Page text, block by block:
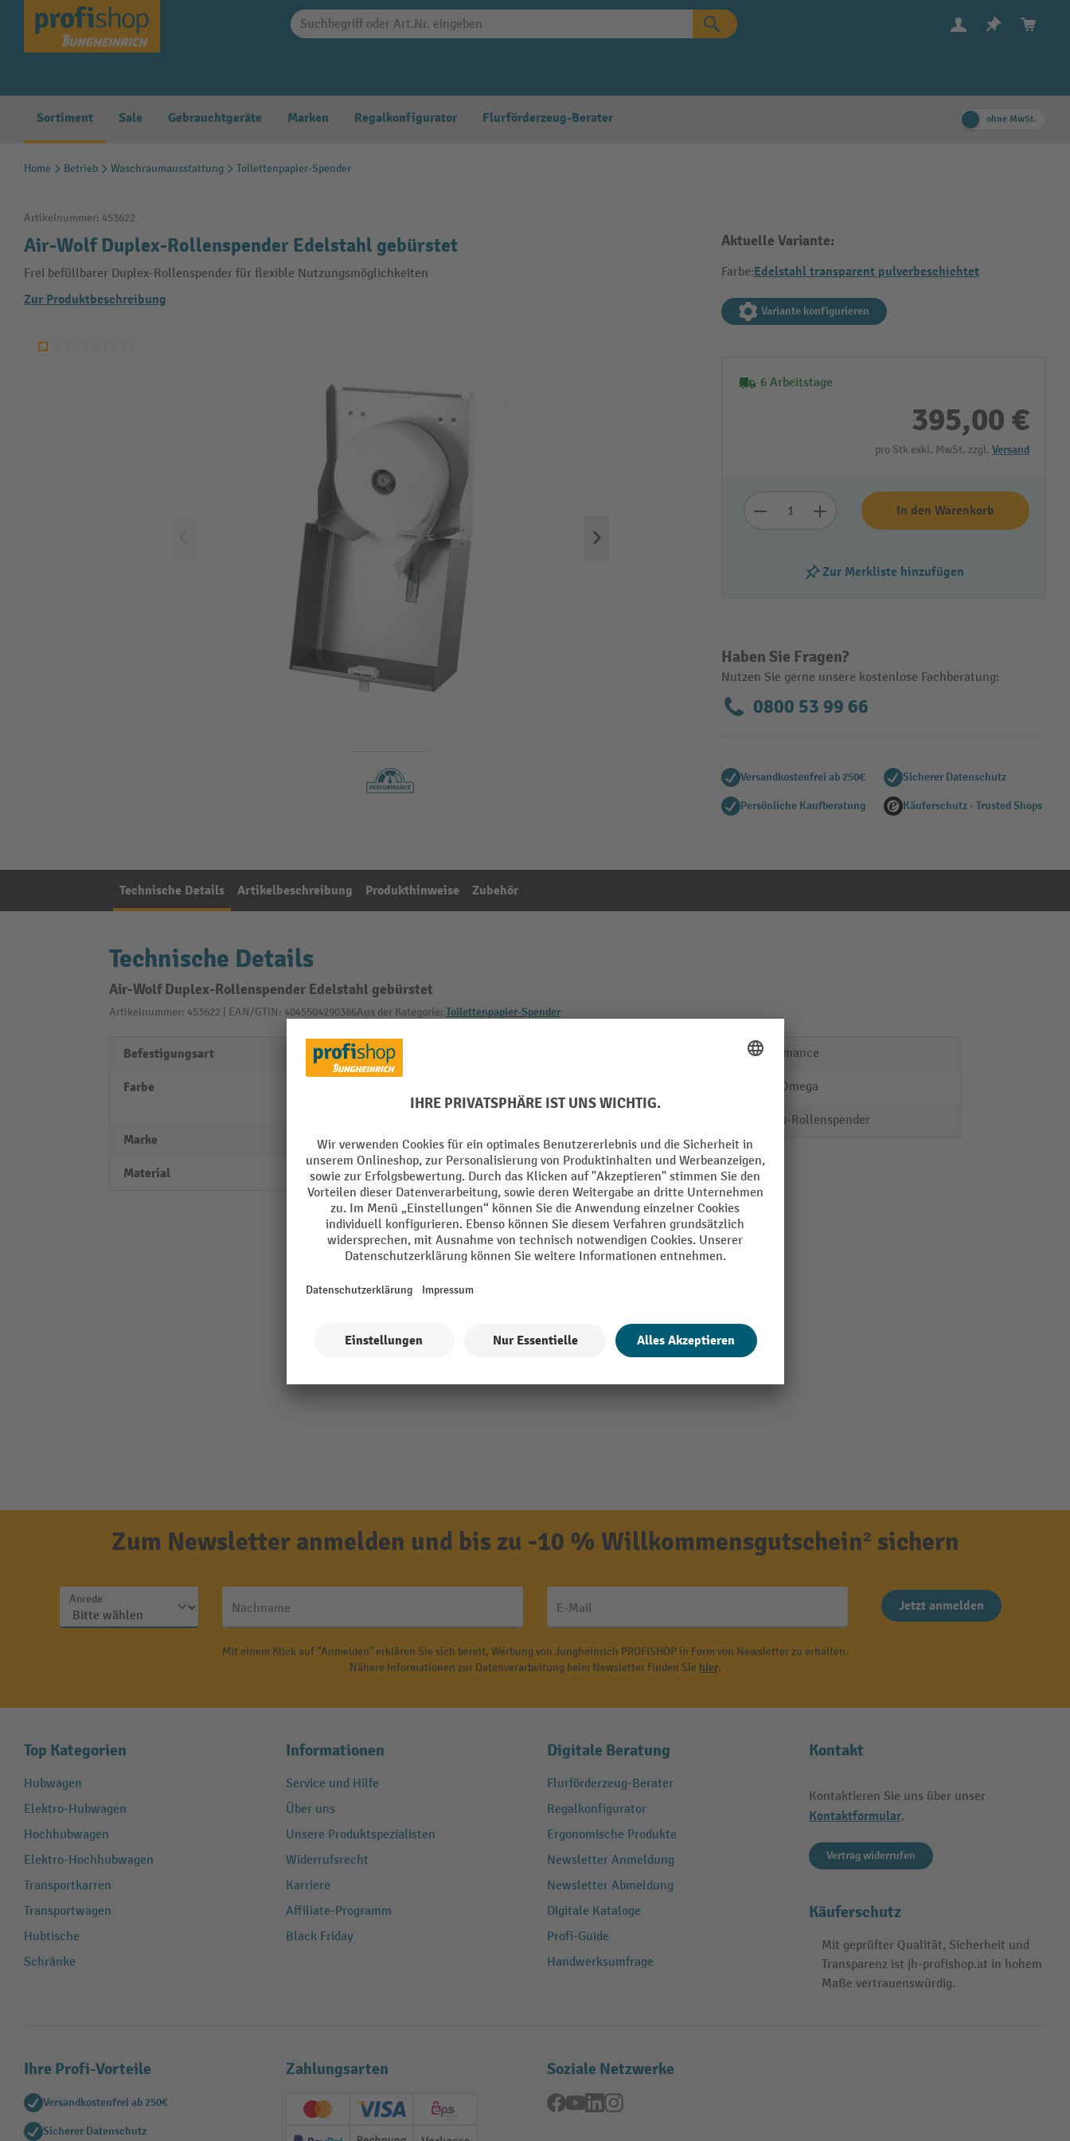
Zur Hauptnavigation springen
Sortiment Sale Gebrauchtgeräte Marken Regalkonfigurator Flurförderzeug-Berater ohne MwSt.
Home Betrieb Waschraumausstattung Toilettenpapier-Spender
Artikelnummer: 453622
Air-Wolf Duplex-Rollenspender Edelstahl gebürstet
Frei befüllbarer Duplex-Rollenspender für flexible Nutzungsmöglichkeiten
Zur Produktbeschreibung
Aktuelle Variante:
Farbe:Edelstahl transparent pulverbeschichtet
Variante konfigurieren
6 Arbeitstage
395,00 €
pro Stk exkl. MwSt. zzgl. Versand
In den Warenkorb
Zur Merkliste hinzufügen
Haben Sie Fragen?
Nutzen Sie gerne unsere kostenlose Fachberatung:
0800 53 99 66
Versandkostenfrei ab 250€ Sicherer Datenschutz
Persönliche Kaufberatung Käuferschutz - Trusted Shops
Technische Details Artikelbeschreibung Produkthinweise Zubehör
Technische Details
Air-Wolf Duplex-Rollenspender Edelstahl gebürstet
Artikelnummer: 453622 | EAN/GTIN: 4045504290386Aus der Kategorie: Toilettenpapier-Spender
Befestigungsart Wandmontage
Farbe
pulverbeschichtet
Marke Air-Wolf
Material Edelstahl
Performance
Serie Omega
Duplex-Rollenspender
Zum Newsletter anmelden und bis zu -10 % Willkommensgutschein² sichern
Anrede
Nachname E-Mail Jetzt anmelden
Mit einem Klick auf "Anmelden" erklären Sie sich bereit, Werbung von Jungheinrich PROFISHOP in Form von Newsletter zu erhalten.
Nähere Informationen zur Datenverarbeitung beim Newsletter finden Sie hier.
Top Kategorien
Hubwagen
Elektro-Hubwagen
Hochhubwagen
Elektro-Hochhubwagen
Transportkarren
Transportwagen
Hubtische
Schränke
Informationen
Service und Hilfe
Über uns
Unsere Produktspezialisten
Widerrufsrecht
Karriere
Affiliate-Programm
Black Friday
Digitale Beratung
Flurförderzeug-Berater
Regalkonfigurator
Ergonomische Produkte
Newsletter Anmeldung
Newsletter Abmeldung
Digitale Kataloge
Profi-Guide
Handwerksumfrage
Kontakt
Kontaktieren Sie uns über unser
Kontaktformular.
Vertrag widerrufen
Käuferschutz
Mit geprüfter Qualität, Sicherheit und
Transparenz ist jh-profishop.at in hohem
Maße vertrauenswürdig.
Ihre Profi-Vorteile
Versandkostenfrei ab 250€
Sicherer Datenschutz
Zahlungsarten
Creditcard (Master)Creditcard (Visa)
EPS
Soziale Netzwerke
Facebook
YouTubeLinkedInInstagram